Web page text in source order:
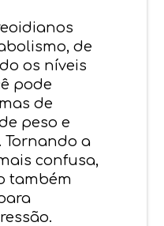
de
os níveis
pode
de
peso e
Tornando a
confusa,
também